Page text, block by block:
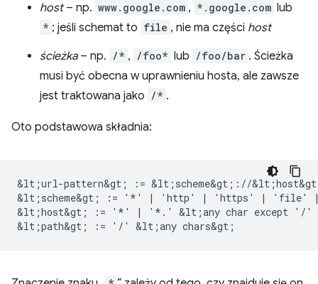
host– np. www.google.com , *.google.com lub
* ; jeśli schemat to file , nie ma części host
ścieżka– np. /* , /foo* lub /foo/bar . Ścieżka
musi być obecna w uprawnieniu hosta, ale zawsze
jest traktowana jako /* .
Oto podstawowa składnia:
&lt;url-pattern&gt; := &lt;scheme&gt;://
&lt;scheme&gt; := '*' | 'http' | 'https' |
&lt;host&gt; := '*' | '*.' &lt;any char except '/'